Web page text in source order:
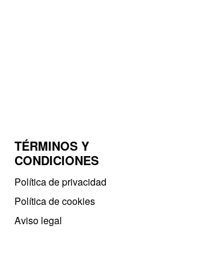
TÉRMINOS Y
CONDICIONES
Política de privacidad​
Política de cookies
Aviso legal